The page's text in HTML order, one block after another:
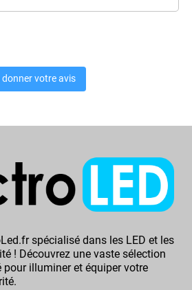
donner votre avis
spécialisé dans les LED et les
! Découvrez une vaste sélection
illuminer et équiper votre